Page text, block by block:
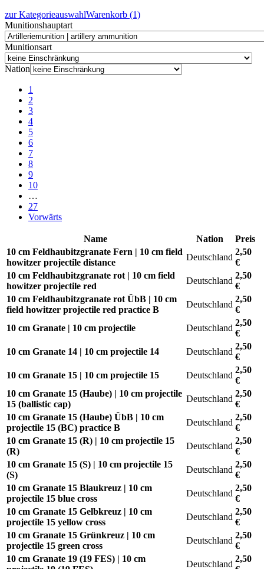
zur KategorieauswahlWarenkorb (1)
Munitionshauptart
Munitionsart
Nation
1
2
3
4
5
6
7
8
9
10
…
27
Vorwärts
Name Nation
Preis
10 cm Feldhaubitzgranate Fern | 10 cm field
howitzer projectile distance
Deutschland
2,50
€
10 cm Feldhaubitzgranate rot | 10 cm field
howitzer projectile red
Deutschland
2,50
€
10 cm Feldhaubitzgranate rot ÜbB | 10 cm
field howitzer projectile red practice B
Deutschland
2,50
€
10 cm Granate | 10 cm projectile
Deutschland
2,50
€
10 cm Granate 14 | 10 cm projectile 14
Deutschland
2,50
€
10 cm Granate 15 | 10 cm projectile 15
Deutschland
2,50
€
10 cm Granate 15 (Haube) | 10 cm projectile
15 (ballistic cap)
Deutschland
2,50
€
10 cm Granate 15 (Haube) ÜbB | 10 cm
projectile 15 (BC) practice B
Deutschland
2,50
€
10 cm Granate 15 (R) | 10 cm projectile 15
(R)
Deutschland
2,50
€
10 cm Granate 15 (S) | 10 cm projectile 15
(S)
Deutschland
2,50
€
10 cm Granate 15 Blaukreuz | 10 cm
projectile 15 blue cross
Deutschland
2,50
€
10 cm Granate 15 Gelbkreuz | 10 cm
projectile 15 yellow cross
Deutschland
2,50
€
10 cm Granate 15 Grünkreuz | 10 cm
projectile 15 green cross
Deutschland
2,50
€
10 cm Granate 19 (19 FES) | 10 cm
Deutschland
2,50